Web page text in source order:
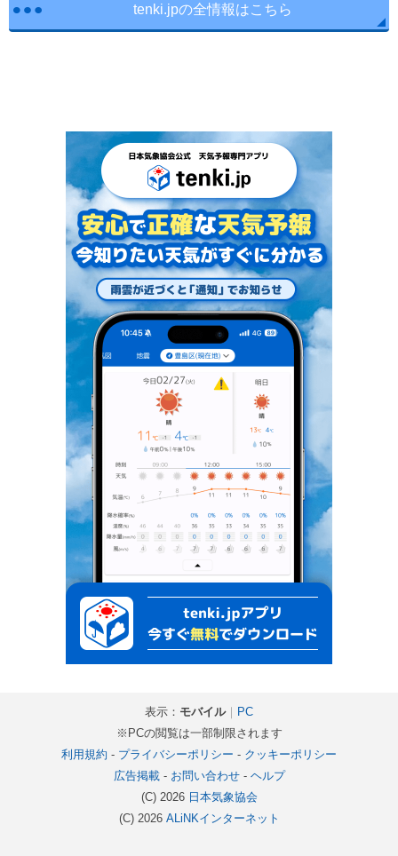
tenki.jpの全情報はこちら
表示： モバイル｜ PC
※PCの閲覧は一部制限されます
利用規約 - プライバシーポリシー - クッキーポリシー
広告掲載- お問い合わせ- ヘルプ
(C) 2026 日本気象協会
(C) 2026 ALiNKインターネット